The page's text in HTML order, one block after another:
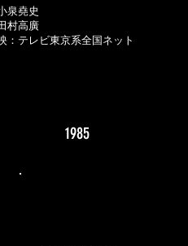
泉堯史
村高廣
：テレビ東京系全国ネット
1985